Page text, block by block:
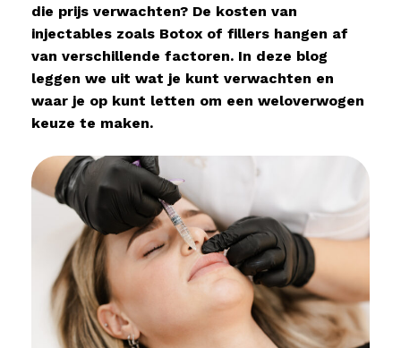
die prijs verwachten? De kosten van
injectables zoals Botox of fillers hangen af
van verschillende factoren. In deze blog
leggen we uit wat je kunt verwachten en
waar je op kunt letten om een weloverwogen
keuze te maken.